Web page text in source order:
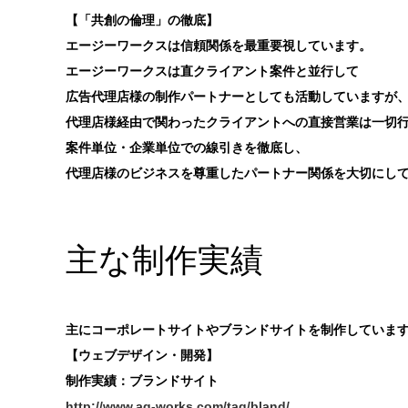
【「共創の倫理」の徹底】
エージーワークスは信頼関係を最重要視しています。
エージーワークスは直クライアント案件と並行して
広告代理店様の制作パートナーとしても活動していますが、
代理店様経由で関わったクライアントへの直接営業は一切行
案件単位・企業単位での線引きを徹底し、
代理店様のビジネスを尊重したパートナー関係を大切にして
主な制作実績
主にコーポレートサイトやブランドサイトを制作しています
【ウェブデザイン・開発】
制作実績：ブランドサイト